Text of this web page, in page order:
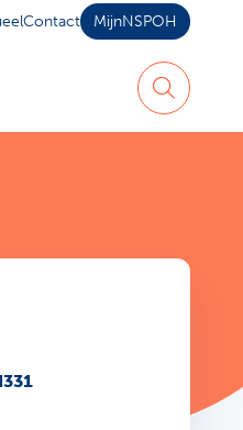
Contact MijnNSPOH
Zoeken